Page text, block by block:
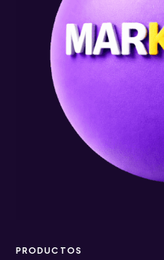
PRODUCTOS